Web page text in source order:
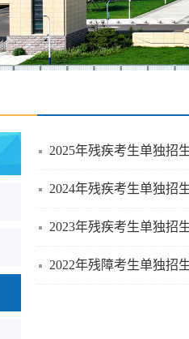
2025年残疾考生单独招
2024年残疾考生单独招
2023年残疾考生单独招
2022年残障考生单独招